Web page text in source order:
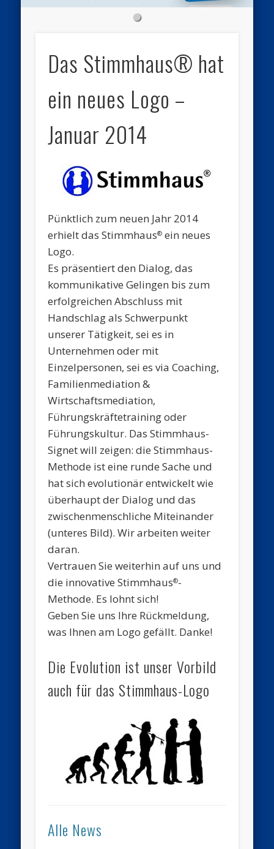
Das Stimmhaus® hat
ein neues Logo –
Januar 2014
Pünktlich zum neuen Jahr 2014
erhielt das Stimmhaus® ein neues
Logo.
Es präsentiert den Dialog, das
kommunikative Gelingen bis zum
erfolgreichen Abschluss mit
Handschlag als Schwerpunkt
unserer Tätigkeit, sei es in
Unternehmen oder mit
Einzelpersonen, sei es via Coaching,
Familienmediation &
Wirtschaftsmediation,
Führungskräftetraining oder
Führungskultur. Das Stimmhaus-
Signet will zeigen: die Stimmhaus-
Methode ist eine runde Sache und
hat sich evolutionär entwickelt wie
überhaupt der Dialog und das
zwischenmenschliche Miteinander
(unteres Bild). Wir arbeiten weiter
daran.
Vertrauen Sie weiterhin auf uns und
die innovative Stimmhaus®-
Methode. Es lohnt sich!
Geben Sie uns Ihre Rückmeldung,
was Ihnen am Logo gefällt. Danke!
Die Evolution ist unser Vorbild
auch für das Stimmhaus-Logo
Alle News